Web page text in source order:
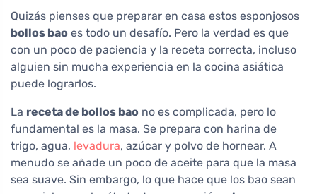
Quizás pienses que preparar en casa estos esponjosos
bollos bao es todo un desafío. Pero la verdad es que
con un poco de paciencia y la receta correcta, incluso
alguien sin mucha experiencia en la cocina asiática
puede lograrlos.
La receta de bollos bao no es complicada, pero lo
fundamental es la masa. Se prepara con harina de
trigo, agua, levadura, azúcar y polvo de hornear. A
menudo se añade un poco de aceite para que la masa
sea suave. Sin embargo, lo que hace que los bao sean